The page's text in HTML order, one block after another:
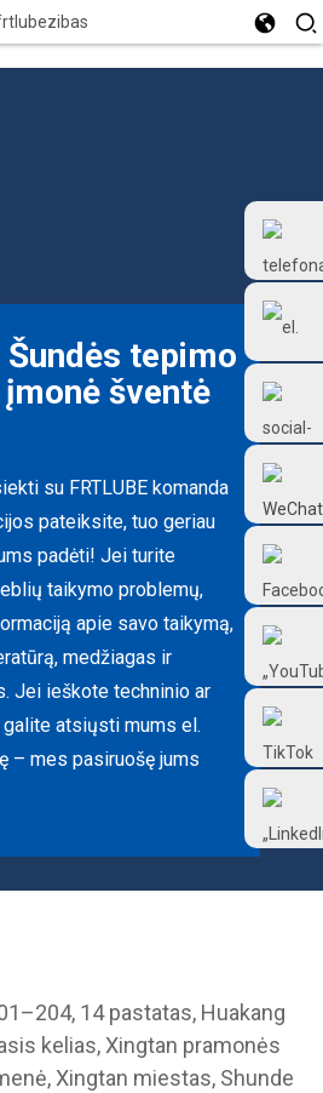
+86 18126677577
Frtlube
FRTLUBE
@FRTLUBE8
Šundės tepimo
šventė
su FRTLUBE komanda
pateiksite, tuo geriau
padėti! Jei turite
taikymo problemų,
apie savo taikymą,
medžiagas ir
Jei ieškote techninio ar
atsiųsti mums el.
– mes pasiruošę jums
14 pastatas, Huakang
kelias, Xingtan pramonės
Xingtan miestas, Shunde